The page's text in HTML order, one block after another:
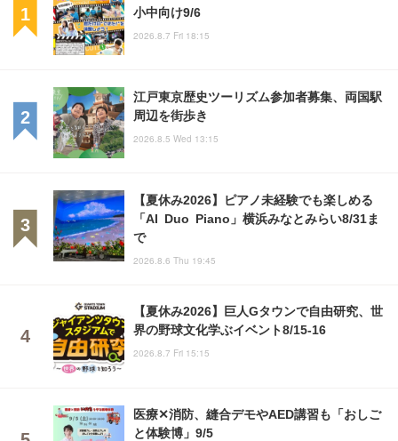
小中向け9/6
2026.8.7 Fri 18:15
江戸東京歴史ツーリズム参加者募集、両国駅
周辺を街歩き
2026.8.5 Wed 13:15
【夏休み2026】ピアノ未経験でも楽しめる
「AI Duo Piano」横浜みなとみらい8/31ま
で
2026.8.6 Thu 19:45
【夏休み2026】巨人Gタウンで自由研究、世
界の野球文化学ぶイベント8/15-16
2026.8.7 Fri 15:15
医療✕消防、縫合デモやAED講習も「おしご
と体験博」9/5